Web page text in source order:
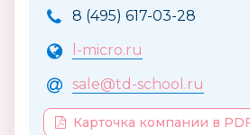
8 (495) 617-03-28
l-micro.ru
sale@td-school.ru
Карточка компании в